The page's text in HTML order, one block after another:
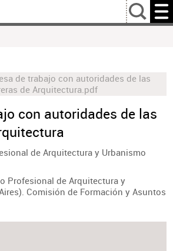
…
con autoridades de las
de Arquitectura y Urbanismo
Profesional de Arquitectura y
Comisión de Formación y Asuntos